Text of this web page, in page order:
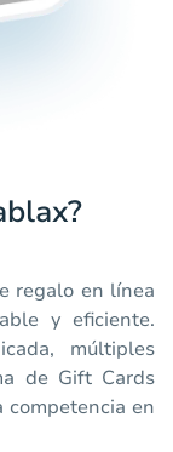
regalo en línea
y eficiente.
múltiples
de Gift Cards
en